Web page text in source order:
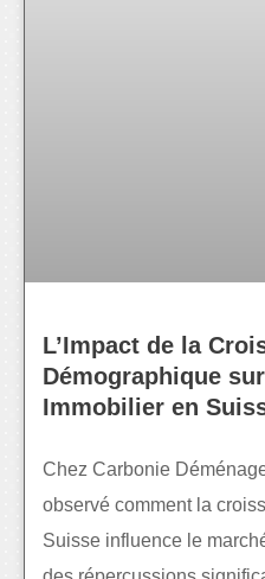
L’Impact de la
Démographique
Immobilier en
Chez Carbonie
observé comment la
Suisse influence le